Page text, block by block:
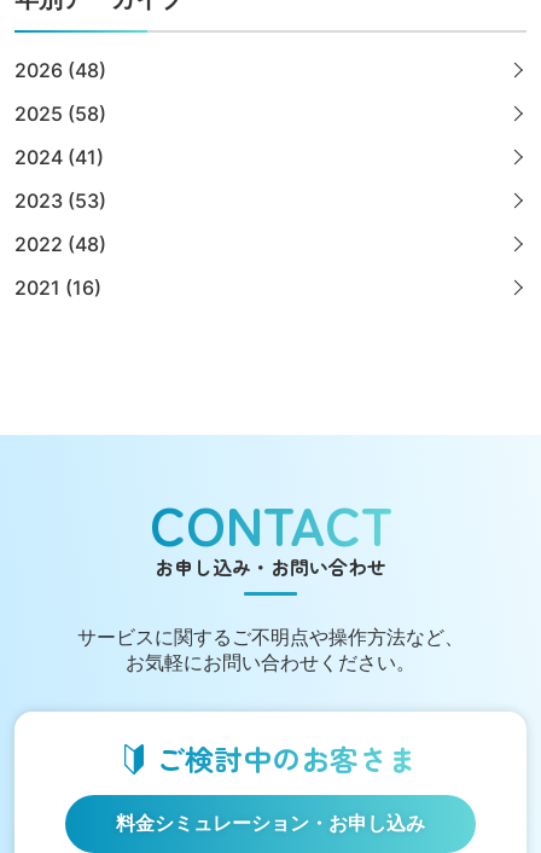
2026 (48)
2025 (58)
2024 (41)
2023 (53)
2022 (48)
2021 (16)
CONTACT
お申し込み・お問い合わせ
サービスに関する ご不明点や操作方法など、
お気軽にお問い合わせください。
ご検討中のお客さま
料金シミュレーション ・お申し込み